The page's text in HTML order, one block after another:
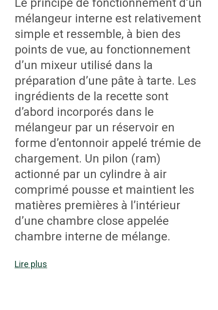
directement liée à la qualité de ce
mélange.
La recette de caoutchouc à réaliser
est fournie à l’opérateur du
mélangeur sous forme de fiches de
contrôle où sont inscrits les noms
des ingrédients qui composeront le
mélange, la quantité de ces
ingrédients ainsi que l’ordre dans
lequel ils doivent être incorporés
dans le mélangeur. Cette recette
comprend aussi des conditions
d’opération des équipements de
mélange.
L’opérateur dispose de différents
ingrédients de la recette. Les
Le principe de fonctionnement d’un
mélangeur interne est relativement
simple et ressemble, à bien des
points de vue, au fonctionnement
d’un mixeur utilisé dans la
préparation d’une pâte à tarte. Les
ingrédients de la recette sont
d’abord incorporés dans le
mélangeur par un réservoir en
forme d’entonnoir appelé trémie de
chargement. Un pilon (ram)
actionné par un cylindre à air
comprimé pousse et maintient les
matières premières à l’intérieur
d’une chambre close appelée
chambre interne de mélange.
Lire plus